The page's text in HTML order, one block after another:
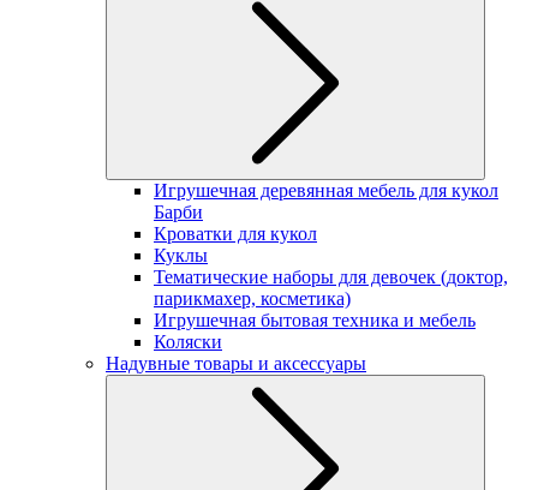
Игрушечная деревянная мебель для кукол
Барби
Кроватки для кукол
Куклы
Тематические наборы для девочек (доктор,
парикмахер, косметика)
Игрушечная бытовая техника и мебель
Коляски
Надувные товары и аксессуары